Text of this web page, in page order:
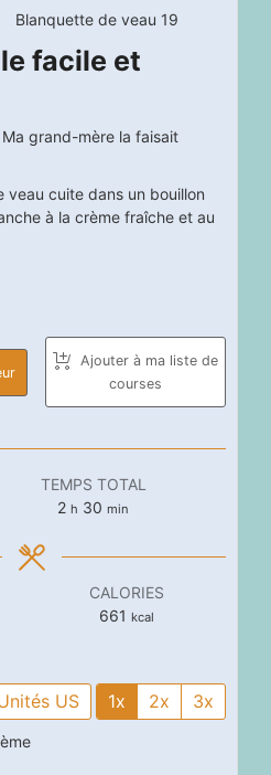
facile et
grand-mère la faisait
cuite dans un bouillon
à la crème fraîche et au
Ajouter à ma liste de
courses
TEMPS TOTAL
2heures
h 30 minutes
min
CALORIES
661 kcal
US 1x 2x 3x